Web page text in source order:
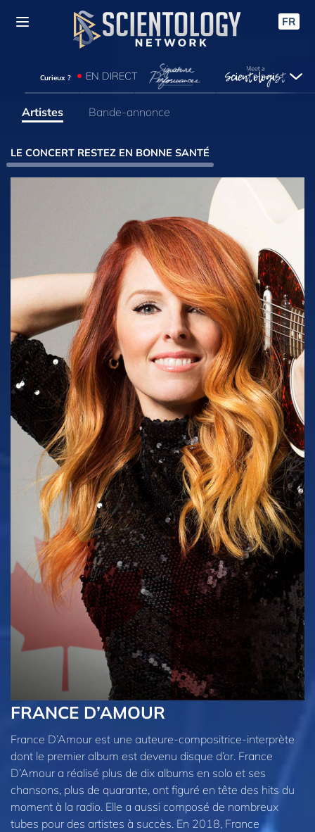
FR
Curieux ? EN DIRECT
Artistes Bande-annonce
LE CONCERT RESTEZ EN BONNE SANTÉ
FRANCE D’AMOUR
France D’Amour est une auteure-compositrice-interprète
dont le premier album est devenu disque d’or. France
D’Amour a réalisé plus de dix albums en solo et ses
chansons, plus de quarante, ont figuré en tête des hits du
moment à la radio. Elle a aussi composé de nombreux
tubes pour des artistes à succès. En 2018, France